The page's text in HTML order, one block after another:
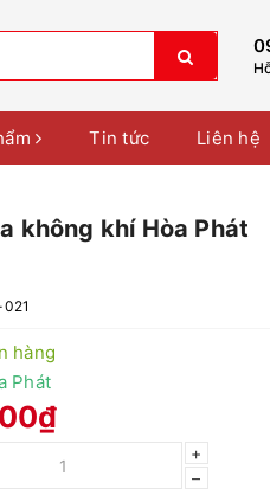
Tin tức Liên hệ
không khí Hòa Phát
hàng
Phát
+
–